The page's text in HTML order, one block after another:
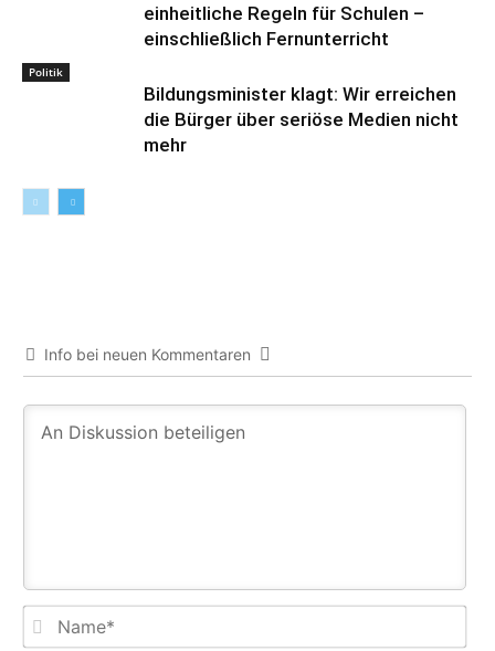
einheitliche Regeln für Schulen –
einschließlich Fernunterricht
Politik
Bildungsminister klagt: Wir erreichen
die Bürger über seriöse Medien nicht
mehr
Info bei neuen Kommentaren